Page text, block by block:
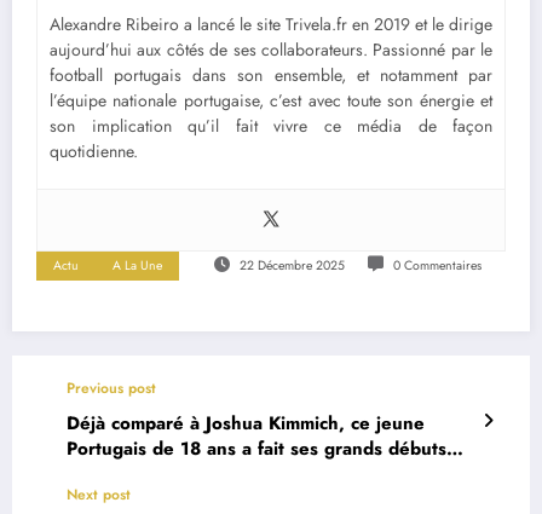
Alexandre Ribeiro a lancé le site Trivela.fr en 2019 et le dirige
aujourd’hui aux côtés de ses collaborateurs. Passionné par le
football portugais dans son ensemble, et notamment par
l’équipe nationale portugaise, c’est avec toute son énergie et
son implication qu’il fait vivre ce média de façon
quotidienne.
Actu A La Une 22 Décembre 2025 0 Commentaires
Previous post
Déjà comparé à Joshua Kimmich, ce jeune
Portugais de 18 ans a fait ses grands débuts
Next post